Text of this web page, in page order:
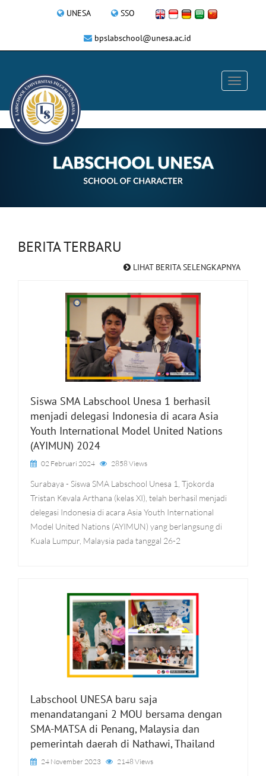
UNESA SSO
bpslabschool@unesa.ac.id
BERITA TERBARU
LIHAT BERITA SELENGKAPNYA
Siswa SMA Labschool Unesa 1 berhasil
menjadi delegasi Indonesia di acara Asia
Youth International Model United Nations
(AYIMUN) 2024
02 Februari 2024 2858 Views
Surabaya - Siswa SMA Labschool Unesa 1, Tjokorda
Tristan Kevala Arthana (kelas XI), telah berhasil menjadi
delegasi Indonesia di acara Asia Youth International
Model United Nations (AYIMUN) yang berlangsung di
Kuala Lumpur, Malaysia pada tanggal 26-2
Labschool UNESA baru saja
menandatangani 2 MOU bersama dengan
SMA-MATSA di Penang, Malaysia dan
pemerintah daerah di Nathawi, Thailand
24 November 2023 2148 Views